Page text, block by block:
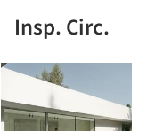
Insp. Circ.